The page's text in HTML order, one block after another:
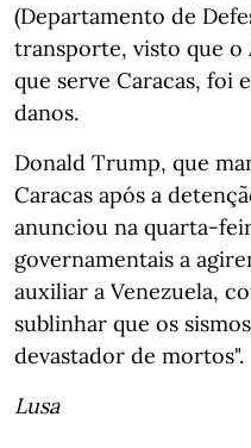
(Departamento de
transporte, visto que
que serve Caracas, foi
danos.
Donald Trump, que
Caracas após a
anunciou na quarta-
governamentais a
auxiliar a Venezuela,
sublinhar que os
devastador de mortos".
Lusa